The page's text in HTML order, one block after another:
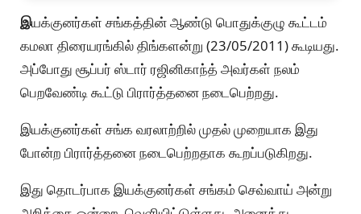
இயக்குனர்கள் சங்கத்தின் ஆண்டு பொதுக்குழு கூட்டம்
கமலா திரையரங்கில் திங்களன்று (23/05/2011) கூடியது.
அப்போது சூப்பர் ஸ்டார் ரஜினிகாந்த் அவர்கள் நலம்
பெறவேண்டி கூட்டு பிரார்த்தனை நடைபெற்றது.
இயக்குனர்கள் சங்க வரலாற்றில் முதல் முறையாக இது
போன்ற பிரார்த்தனை நடைபெற்றதாக கூறப்படுகிறது.
இது தொடர்பாக இயக்குனர்கள் சங்கம் செவ்வாய் அன்று